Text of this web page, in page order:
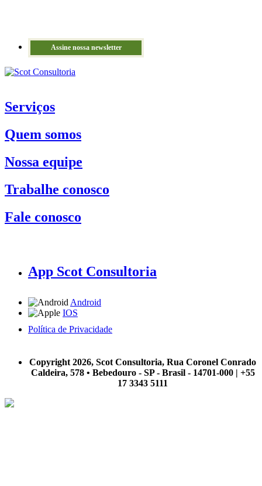
Assine nossa newsletter
Serviços
Quem somos
Nossa equipe
Trabalhe conosco
Fale conosco
App Scot Consultoria
Android
IOS
Política de Privacidade
Copyright 2026, Scot Consultoria, Rua Coronel Conrado
Caldeira, 578 • Bebedouro - SP - Brasil - 14701-000 | +55
17 3343 5111